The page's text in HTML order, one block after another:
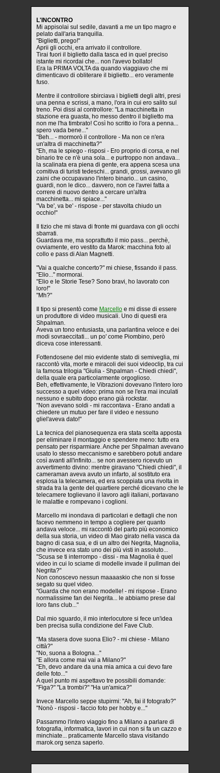
L'INCONTRO
Mi appisolai sul sedile, davanti a me un tipo magro e
pelato dall'aria tranquilla.
"Biglietti, prego!"
Aprii gli occhi, era arrivato il controllore.
Tirai fuori il biglietto dalla tasca ed in quel preciso
istante mi ricordai che... non l'avevo bollato!
Era la PRIMA VOLTA da quando viaggiavo che mi
dimenticavo di obliterare il biglietto... ero veramente
fuso.
Mentre il controllore sbirciava i biglietti degli altri, presi
una penna e scrissi, a mano, l'ora in cui ero salito sul
treno. Poi dissi al controllore: "La macchinetta in
stazione era guasta, ho messo dentro il biglietto ma
non me l'ha timbrato! Così ho scritto io l'ora a penna...
spero vada bene..."
"Beh... - mormorò il controllore - Ma non ce n'era
un'altra di macchinetta?"
"Eh, ma le spiego - risposi - Ero proprio di corsa, e nel
binario tre ce n'è una sola... e purtroppo non andava...
la scalinata era piena di gente, era appena scesa una
comitiva di turisti tedeschi... grandi, grossi, avevano gli
zaini che occupavano l'intero binario... un casino,
guardi, non le dico... davvero, non ce l'avrei fatta a
correre di nuovo dentro a cercare un'altra
macchinetta... mi spiace..."
"Va be', va be' - rispose - per stavolta chiudo un
occhio!"
Il tizio che mi stava di fronte mi guardava con gli occhi
sbarrati.
Guardava me, ma soprattutto il mio pass... perchè,
ovviamente, ero vestito da Marok: macchina foto al
collo e pass di Alan Magnetti.
"Vai a qualche concerto?" mi chiese, fissando il pass.
"Elio..." mormorai.
"Elio e le Storie Tese? Sono bravi, ho lavorato con
loro!"
"Mh?"
Il tipo si presentò come Marcello e mi disse di essere
un produttore di video musicali. Uno di questi era
Shpalman.
Aveva un tono entusiasta, una parlantina veloce e dei
modi sovraeccitati... un po' come Piombino, però
diceva cose interessanti.
Fottendosene del mio evidente stato di semiveglia, mi
raccontò vita, morte e miracoli dei suoi videoclip, tra cui
la famosa trilogia "Giulia - Shpalman - Chiedi chiedi",
della quale era particolarmente orgoglioso.
Beh, effettivamente, le Vibrazioni dovevano l'intero loro
successo a quel video: prima non se l'era mai inculati
nessuno e subito dopo erano già rockstar.
"Non avevano soldi - mi raccontava - Erano andati a
chiedere un mutuo per fare il video e nessuno
gliel'aveva dato!"
La tecnica del pianosequenza era stata scelta apposta
per eliminare il montaggio e spendere meno: tutto era
pensato per risparmiare. Anche per Shpalman avevano
usato lo stesso meccanismo e sarebbero potuti andare
così avanti all'infinito... se non avessero ricevuto un
avvertimento divino: mentre giravano "Chiedi chiedi", il
cameraman aveva avuto un infarto, al sostituto era
esplosa la telecamera, ed era scoppiata una rivolta in
strada tra la gente del quartiere perché dicevano che le
telecamere toglievano il lavoro agli italiani, portavano
le malattie e rompevano i coglioni.
Marcello mi inondava di particolari e dettagli che non
facevo nemmeno in tempo a cogliere per quanto
andava veloce... mi raccontò del parto più economico
della sua storia, un video di Mao girato nella vasca da
bagno di casa sua, e di un altro dei Negrita, Magnolia,
che invece era stato uno dei più visti in assoluto...
"Scusa se ti interrompo - dissi - ma Magnolia è quel
video in cui lo sciame di modelle invade il pullman dei
Negrita?"
Non conoscevo nessun maaaaskio che non si fosse
segato su quel video.
"Guarda che non erano modelle! - mi rispose - Erano
normalissime fan dei Negrita... le abbiamo prese dal
loro fans club..."
Dal mio sguardo, il mio interlocutore si fece un'idea
ben precisa sulla condizione del Fave Club.
"Ma stasera dove suona Elio? - mi chiese - Milano
città?"
"No, suona a Bologna..."
"E allora come mai vai a Milano?"
"Eh, devo andare da una mia amica a cui devo fare
delle foto..."
A quel punto mi aspettavo tre possibili domande:
"Figa?" "La trombi?" "Ha un'amica?"
Invece Marcello seppe stupirmi: "Ah, fai il fotografo?"
"Nonò - risposi - faccio foto per hobby e..."
Passammo l'intero viaggio fino a Milano a parlare di
fotografia, informatica, lavori in cui non si fa un cazzo e
minchiate... praticamente Marcello stava visitando
marok.org senza saperlo.